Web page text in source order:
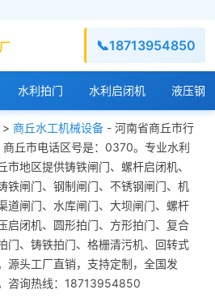
📞18713954850
水利拍门 水利启闭机 液压钢
> 商丘水工机械设备 - 河南省商丘市行
丘市电话区号是：0370。专业水利
地区提供铸铁闸门、螺杆启闭机、
铁闸门、钢制闸门、不锈钢闸门、机
道闸门、水库闸门、大坝闸门、螺杆
启闭机、圆形拍门、方形拍门、复合
门、铸铁拍门、格栅清污机、回转式
源头工厂直销，支持定制，全国发
咨询热线：18713954850